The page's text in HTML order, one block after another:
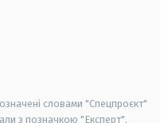
словами "Спецпроєкт"
з позначкою "Експерт",